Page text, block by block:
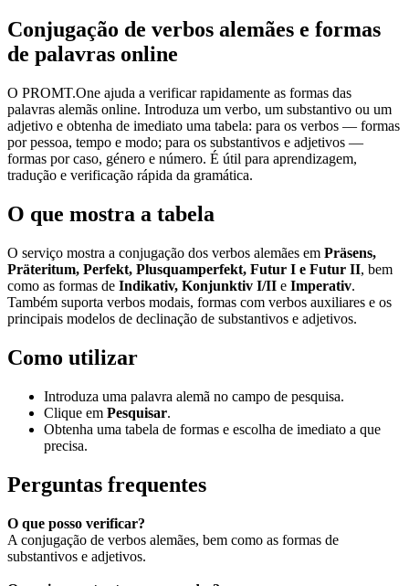
Conjugação de verbos alemães e formas
de palavras online
O PROMT.One ajuda a verificar rapidamente as formas das
palavras alemãs online. Introduza um verbo, um substantivo ou um
adjetivo e obtenha de imediato uma tabela: para os verbos — formas
por pessoa, tempo e modo; para os substantivos e adjetivos —
formas por caso, género e número. É útil para aprendizagem,
tradução e verificação rápida da gramática.
O que mostra a tabela
O serviço mostra a conjugação dos verbos alemães em Präsens,
Präteritum, Perfekt, Plusquamperfekt, Futur I e Futur II, bem
como as formas de Indikativ, Konjunktiv I/II e Imperativ.
Também suporta verbos modais, formas com verbos auxiliares e os
principais modelos de declinação de substantivos e adjetivos.
Como utilizar
Introduza uma palavra alemã no campo de pesquisa.
Clique em Pesquisar.
Obtenha uma tabela de formas e escolha de imediato a que
precisa.
Perguntas frequentes
O que posso verificar?
A conjugação de verbos alemães, bem como as formas de
substantivos e adjetivos.